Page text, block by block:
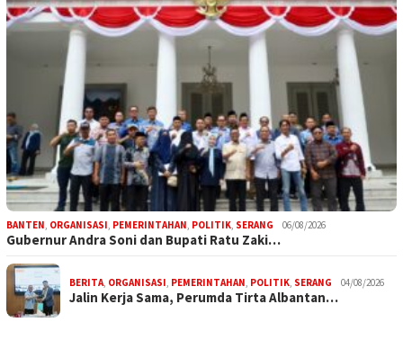
BANTEN ORGANISASI PEMERINTAHAN POLITIK SERANG 06/08/2026
Gubernur Andra Soni dan Bupati Ratu Zaki…
BERITA ORGANISASI PEMERINTAHAN POLITIK SERANG 04/08/2026
Jalin Kerja Sama, Perumda Tirta Albantan…